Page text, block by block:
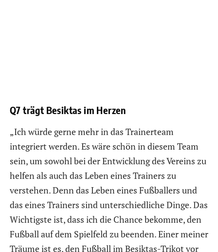
Q7 trägt Besiktas im Herzen
„Ich würde gerne mehr in das Trainerteam
integriert werden. Es wäre schön in diesem Team
sein, um sowohl bei der Entwicklung des Vereins zu
helfen als auch das Leben eines Trainers zu
verstehen. Denn das Leben eines Fußballers und
das eines Trainers sind unterschiedliche Dinge. Das
Wichtigste ist, dass ich die Chance bekomme, den
Fußball auf dem Spielfeld zu beenden. Einer meiner
Träume ist es, den Fußball im Besiktas-Trikot vor